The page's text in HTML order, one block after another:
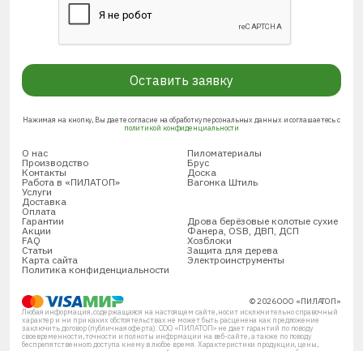
Оставить заявку
Нажимая на кнопку, Вы даете согласие на обработку персональных данных и соглашаетесь с
политикой конфиденциальности
О нас
Производство
Контакты
Работа в «ПИЛАТОП»
Услуги
Доставка
Оплата
Гарантии
Акции
FAQ
Статьи
Карта сайта
Политика конфиденциальности
Пиломатериалы
Брус
Доска
Вагонка Штиль
Дрова берёзовые колотые сухие
Фанера, OSB, ДВП, ДСП
Хозблоки
Защита для дерева
Электроинструменты
© 2026 ООО «ПИЛАТОП»
Любая информация, содержащаяся на настоящем сайте, носит исключительно справочный
характер и ни при каких обстоятельствах не может быть расценена как предложение
заключить договор (публичная оферта). ООО «ПИЛАТОП» не дает гарантий по поводу
своевременности, точности и полноты информации на веб-сайте, а также по поводу
беспрепятственного доступа к нему в любое время. Характеристики продукции, цены,